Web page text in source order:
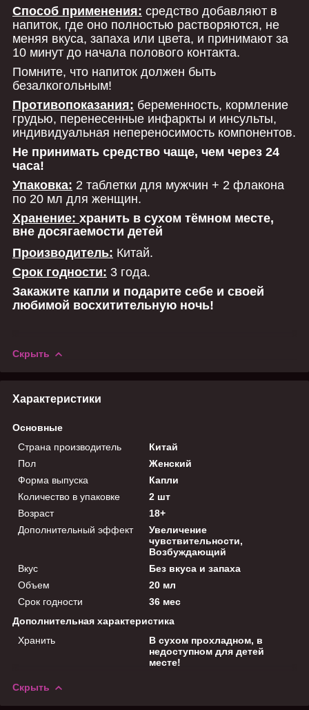
Способ применения: средство добавляют в
напиток, где оно полностью растворяются, не
меняя вкуса, запаха или цвета, и принимают за
10 минут до начала полового контакта.
Помните, что напиток должен быть
безалкогольным!
Противопоказания: беременность, кормление
грудью, перенесенные инфаркты и инсульты,
индивидуальная непереносимость компонентов.
Не принимать средство чаще, чем через 24
часа!
Упаковка: 2 таблетки для мужчин + 2 флакона
по 20 мл для женщин.
Хранение: хранить в сухом тёмном месте,
вне досягаемости детей
Производитель: Китай.
Срок годности: 3 года.
Закажите капли и подарите себе и своей
любимой восхитительную ночь!
Скрыть
Характеристики
Основные
Страна производитель
Китай
Пол
Женский
Форма выпуска
Капли
Количество в упаковке
2 шт
Возраст
18+
Дополнительный эффект
Увеличение
чувствительности,
Возбуждающий
Вкус
Без вкуса и запаха
Объем
20 мл
Срок годности
36 мес
Дополнительная характеристика
Хранить
В сухом прохладном, в
недоступном для детей
месте!
Скрыть